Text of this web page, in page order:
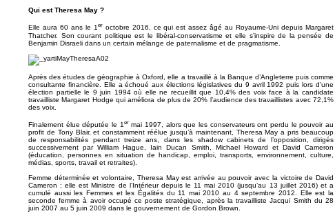
Qui est Theresa May ?
Elle aura 60 ans le 1er octobre 2016, ce qui est assez âgé au Royaume-Uni depuis Margaret
Thatcher. Son courant politique est le libéral-conservatisme et elle s’inspire de la pensée de
Benjamin Disraeli dans un certain mélange de paternalisme et de pragmatisme.
Après des études de géographie à Oxford, elle a travaillé à la Banque d’Angleterre puis comme
consultante financière. Elle a échoué aux élections législatives du 9 avril 1992 puis lors d’une
élection partielle le 9 juin 1994 où elle ne recueillit que 10,4% des voix face à la candidate
travailliste Margaret Hodge qui améliora de plus de 20% l’audience des travaillistes avec 72,1%
des voix.
Finalement élue députée le 1 ermai 1997, alors que les conservateurs ont perdu le pouvoir au
profit de Tony Blair, et constamment réélue jusqu’à maintenant, Theresa May a pris beaucoup
de responsabilités pendant treize ans, dans les shadow cabinets de l’opposition, dirigés
successivement par William Hague, Iain Ducan Smith, Michael Howard et David Cameron
(éducation, personnes en situation de handicap, emploi, transports, environnement, culture,
médias, sports, travail et retraites).
Femme déterminée et volontaire, Theresa May est arrivée au pouvoir avec la victoire de David
Cameron : elle est Ministre de l’Intérieur depuis le 11 mai 2010 (jusqu’au 13 juillet 2016) et a
cumulé aussi les Femmes et les Égalités du 11 mai 2010 au 4 septembre 2012. Elle est la
seconde femme à avoir occupé ce poste stratégique, après la travailliste Jacqui Smith du 28
juin 2007 au 5 juin 2009 dans le gouvernement de Gordon Brown.